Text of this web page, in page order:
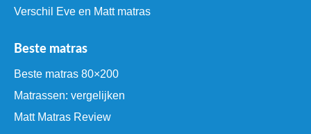
Verschil Eve en Matt matras
Beste matras
Beste matras 80×200
Matrassen: vergelijken
Matt Matras Review